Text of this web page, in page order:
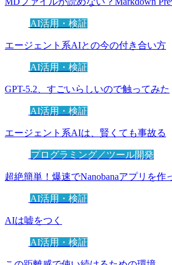
AI活用・検証
エージェント系AIとの今の付き合い方
AI活用・検証
GPT-5.2、すごいらしいので触ってみた
AI活用・検証
エージェント系AIは、賢くても事故る
プログラミング／ツール開発
超絶簡単！爆速でNanobanaアプリを作
AI活用・検証
AIは嘘をつく
AI活用・検証